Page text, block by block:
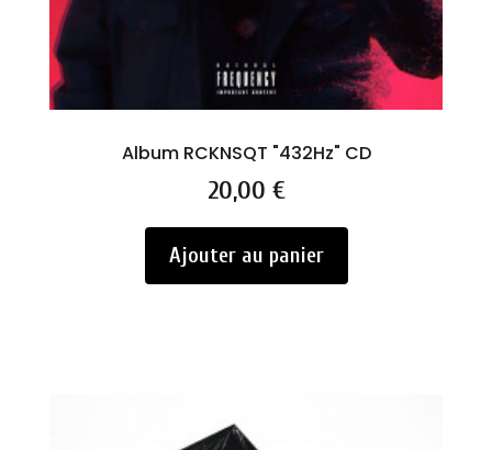
Album RCKNSQT "432Hz" CD
Prix
20,00 €
Ajouter au panier